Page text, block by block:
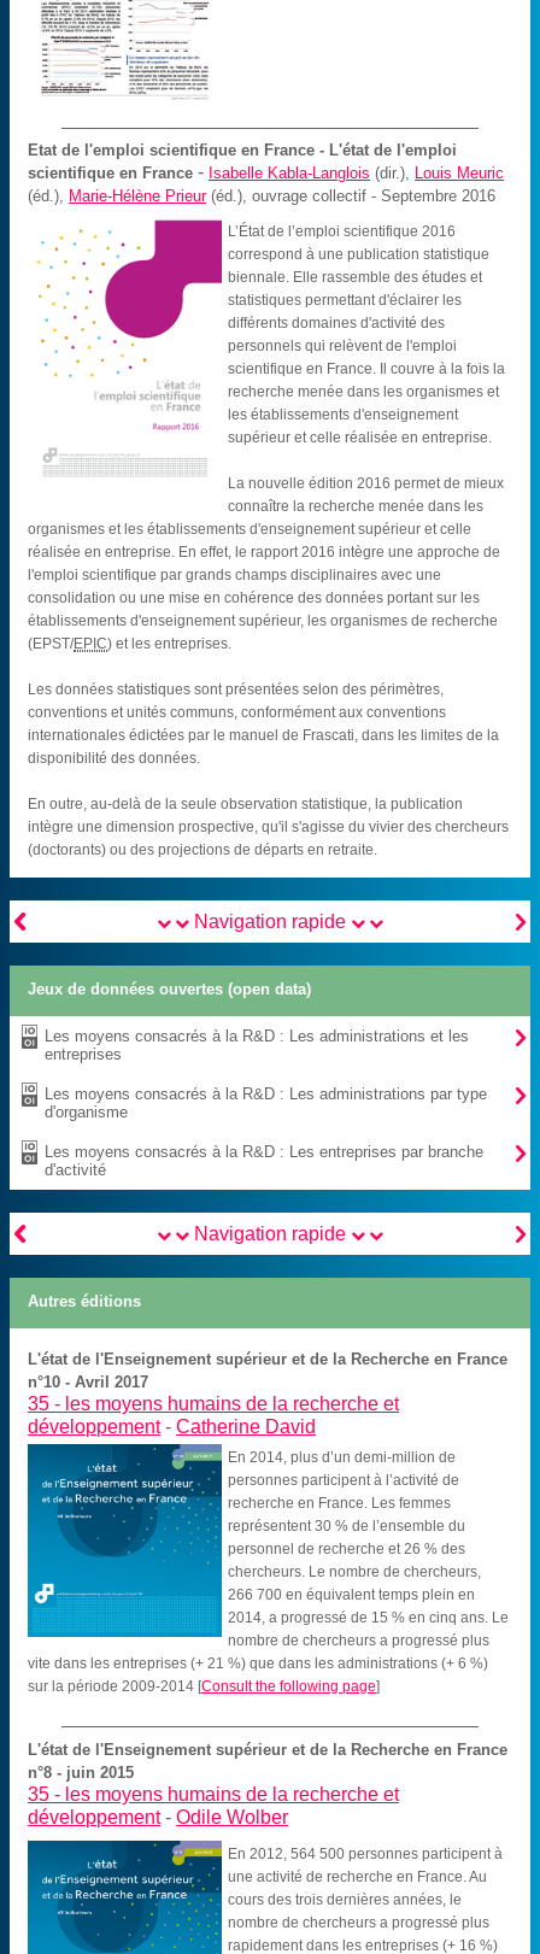
Etat de l'emploi scientifique en France - L'état de l'emploi
scientifique en France - Isabelle Kabla-Langlois (dir.), Louis Meuric
(éd.), Marie-Hélène Prieur(éd.), ouvrage collectif - Septembre 2016
L’État de l’emploi scientifique 2016
correspond à une publication statistique
biennale. Elle rassemble des études et
statistiques permettant d'éclairer les
différents domaines d'activité des
personnels qui relèvent de l'emploi
scientifique en France. Il couvre à la fois la
recherche menée dans les organismes et
les établissements d'enseignement
supérieur et celle réalisée en entreprise.
La nouvelle édition 2016 permet de mieux
connaître la recherche menée dans les
organismes et les établissements d'enseignement supérieur et celle
réalisée en entreprise. En effet, le rapport 2016 intègre une approche de
l'emploi scientifique par grands champs disciplinaires avec une
consolidation ou une mise en cohérence des données portant sur les
établissements d'enseignement supérieur, les organismes de recherche
(EPST/EPIC) et les entreprises.
Les données statistiques sont présentées selon des périmètres,
conventions et unités communs, conformément aux conventions
internationales édictées par le manuel de Frascati, dans les limites de la
disponibilité des données.
En outre, au-delà de la seule observation statistique, la publication
intègre une dimension prospective, qu'il s'agisse du vivier des chercheurs
(doctorants) ou des projections de départs en retraite.
 
Navigation rapide
Jeux de données ouvertes (open data)

Les moyens consacrés à la R&D : Les administrations et les
entreprises

Les moyens consacrés à la R&D : Les administrations par type
d'organisme

Les moyens consacrés à la R&D : Les entreprises par branche
d'activité
 
Navigation rapide
Autres éditions
L'état de l'Enseignement supérieur et de la Recherche en France
n°10 - Avril 2017
35 - les moyens humains de la recherche et
développement-Catherine David
En 2014, plus d’un demi-million de
personnes participent à l’activité de
recherche en France. Les femmes
représentent 30 % de l’ensemble du
personnel de recherche et 26 % des
chercheurs. Le nombre de chercheurs,
266 700 en équivalent temps plein en
2014, a progressé de 15 % en cinq ans. Le
nombre de chercheurs a progressé plus
vite dans les entreprises (+ 21 %) que dans les administrations (+ 6 %)
sur la période 2009-2014 [Consult the following page]
L'état de l'Enseignement supérieur et de la Recherche en France
n°8 - juin 2015
35 - les moyens humains de la recherche et
développement-Odile Wolber
En 2012, 564 500 personnes participent à
une activité de recherche en France. Au
cours des trois dernières années, le
nombre de chercheurs a progressé plus
rapidement dans les entreprises (+ 16 %)